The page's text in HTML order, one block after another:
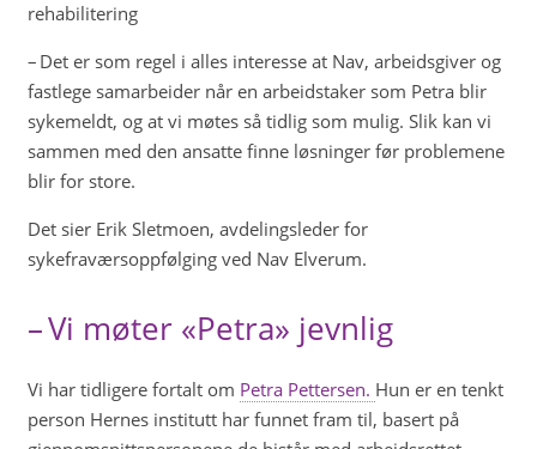
rehabilitering
– Det er som regel i alles interesse at Nav, arbeidsgiver og
fastlege samarbeider når en arbeidstaker som Petra blir
sykemeldt, og at vi møtes så tidlig som mulig. Slik kan vi
sammen med den ansatte finne løsninger før problemene
blir for store.
Det sier Erik Sletmoen, avdelingsleder for
sykefraværsoppfølging ved Nav Elverum.
– Vi møter «Petra» jevnlig
Vi har tidligere fortalt om Petra Pettersen. Hun er en tenkt
person Hernes institutt har funnet fram til, basert på